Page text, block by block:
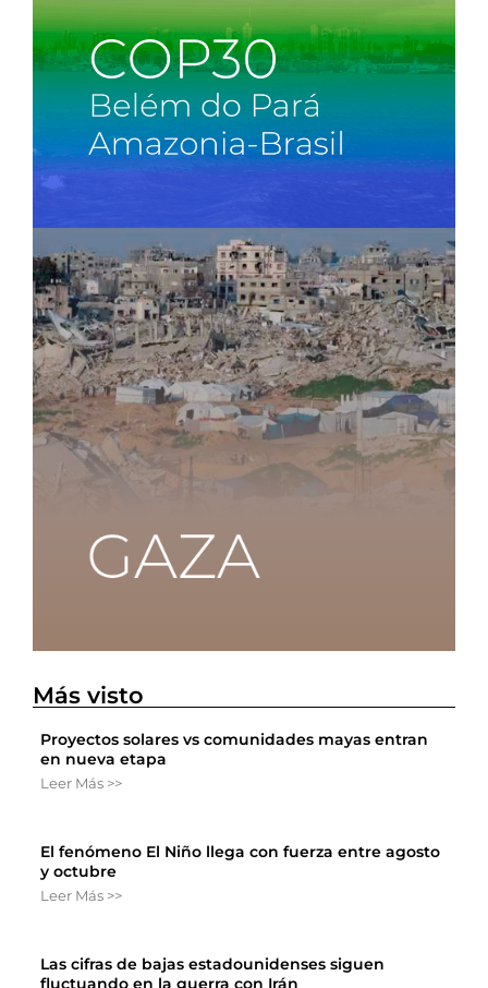
Más visto
Proyectos solares vs comunidades mayas entran
en nueva etapa
Leer Más >>
El fenómeno El Niño llega con fuerza entre agosto
y octubre
Leer Más >>
Las cifras de bajas estadounidenses siguen
fluctuando en la guerra con Irán